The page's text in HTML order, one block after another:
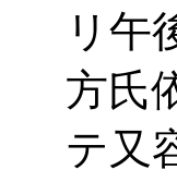
リ午
方氏
テ又